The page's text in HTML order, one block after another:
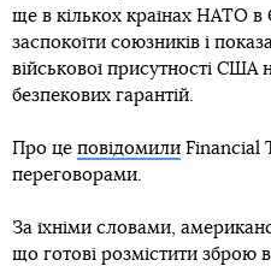
ще в кількох країнах НАТО в
заспокоїти союзників і
військової присутності США
безпекових гарантій.
Про це повідомили Financial
переговорами.
За їхніми словами,
що готові розмістити зброю